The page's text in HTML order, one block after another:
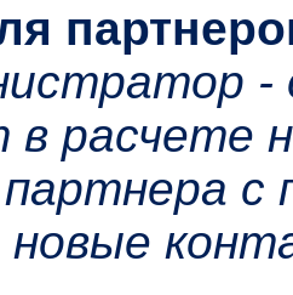
-
в расчете
с
новые